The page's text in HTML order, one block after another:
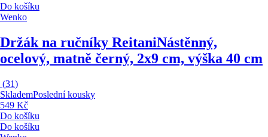
Do košíku
Wenko
Držák na ručníky ReitaniNástěnný,
ocelový, matně černý, 2x9 cm, výška 40 cm
(31)
SklademPoslední kousky
549 Kč
Do košíku
Do košíku